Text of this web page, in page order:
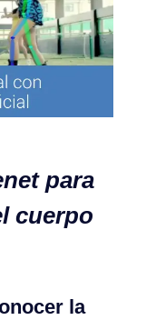
para
cuerpo
la